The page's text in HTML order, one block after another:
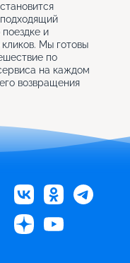
и
Мы готовы
по
на каждом
возвращения